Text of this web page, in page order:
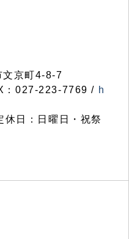
京町4-8-7
：027-223-7769 / h
日：日曜日・祝祭